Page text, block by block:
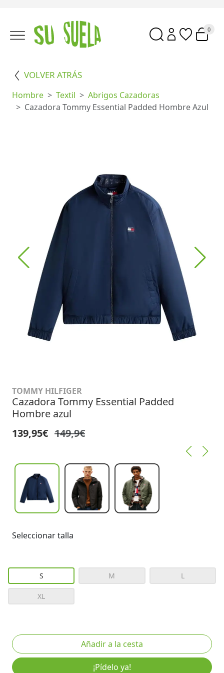
0
VOLVER ATRÁS
Hombre Textil
Abrigos Cazadoras
Cazadora Tommy Essential Padded Hombre Azul
TOMMY HILFIGER
Cazadora Tommy Essential Padded
Hombre azul
139,95€ 149,9€
Seleccionar talla
S M L
XL
¡Pídelo ya!